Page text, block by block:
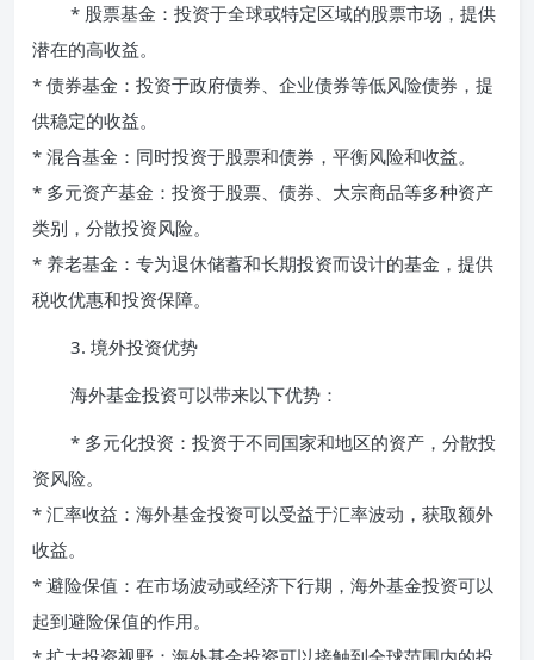
* 股票基金：投资于全球或特定区域的股票市场，提供
潜在的高收益。
* 债券基金：投资于政府债券、企业债券等低风险债券，提
供稳定的收益。
* 混合基金：同时投资于股票和债券，平衡风险和收益。
* 多元资产基金：投资于股票、债券、大宗商品等多种资产
类别，分散投资风险。
* 养老基金：专为退休储蓄和长期投资而设计的基金，提供
税收优惠和投资保障。
3. 境外投资优势
海外基金投资可以带来以下优势：
* 多元化投资：投资于不同国家和地区的资产，分散投
资风险。
* 汇率收益：海外基金投资可以受益于汇率波动，获取额外
收益。
* 避险保值：在市场波动或经济下行期，海外基金投资可以
起到避险保值的作用。